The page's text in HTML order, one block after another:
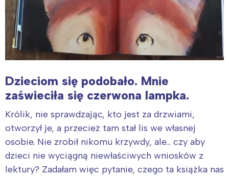
Dzieciom się podobało. Mnie
zaświeciła się czerwona lampka.
Królik, nie sprawdzając, kto jest za drzwiami,
otworzył je, a przecież tam stał lis we własnej
osobie. Nie zrobił nikomu krzywdy, ale… czy aby
dzieci nie wyciągną niewłaściwych wniosków z
lektury? Zadałam więc pytanie, czego ta książka nas